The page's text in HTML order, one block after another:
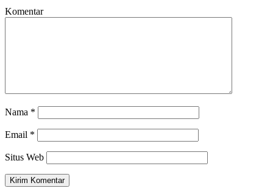
Komentar
Nama *
Email *
Situs Web